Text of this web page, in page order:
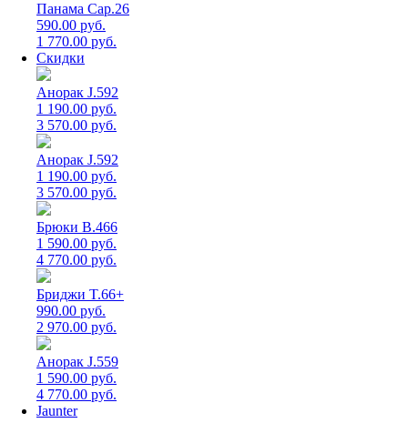
Панама Cap.26
590.00 руб.
1 770.00 руб.
Скидки
Анорак J.592
1 190.00 руб.
3 570.00 руб.
Анорак J.592
1 190.00 руб.
3 570.00 руб.
Брюки B.466
1 590.00 руб.
4 770.00 руб.
Бриджи T.66+
990.00 руб.
2 970.00 руб.
Анорак J.559
1 590.00 руб.
4 770.00 руб.
Jaunter